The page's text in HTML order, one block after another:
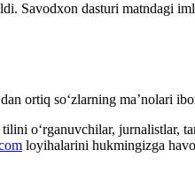
Savodxon dasturi matndagi
ortiq so‘zlarning ma’nolari
o‘rganuvchilar,
loyihalarini hukmingizga